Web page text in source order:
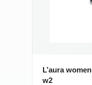
L’aura
w2